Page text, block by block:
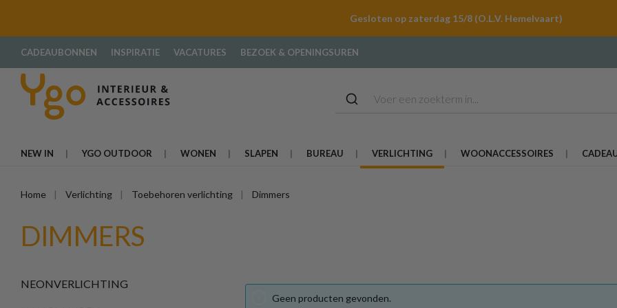
Gesloten op zaterdag 15/8 (O.L.V. Hemelvaart)
CADEAUBONNEN INSPIRATIE VACATURES BEZOEK & OPENINGSUREN
NEW IN YGO OUTDOOR WONEN SLAPEN BUREAU VERLICHTING WOONACCESSOIRES
Home Verlichting Toebehoren verlichting Dimmers
DIMMERS
NEONVERLICHTING
Geen producten gevonden.